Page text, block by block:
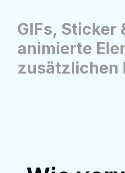
GIFs, Sticker
animierte
zusätzlichen